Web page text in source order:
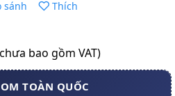
sánh
Thích
bao gồm VAT)
TOÀN QUỐC